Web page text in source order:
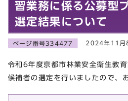
習業務に係る公募型
選定結果について
ページ番号334477 2024年11月
令和6年度京都市林業安全衛生教
候補者の選定を行いましたので、